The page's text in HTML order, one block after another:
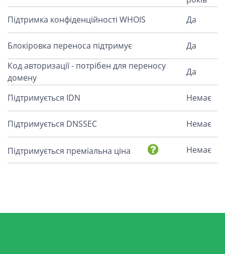
Підтримка конфіденційності WHOIS
Да
Блокіровка переноса підтримує
Да
Код авторизації - потрібен для переносу
домену
Да
Підтримується IDN Немає
Підтримується DNSSEC Немає
Підтримується преміальна ціна Немає